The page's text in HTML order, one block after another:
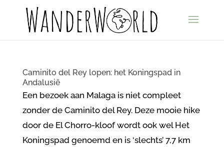
Caminito del Rey lopen: het Koningspad in
Andalusië
Een bezoek aan Malaga is niet compleet
zonder de Caminito del Rey. Deze mooie hike
door de El Chorro-kloof wordt ook wel Het
Koningspad genoemd en is ‘slechts’ 7,7 km